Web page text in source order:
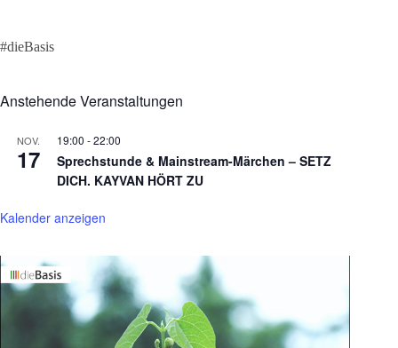
#dieBasis
Anstehende Veranstaltungen
NOV.
17
19:00 -22:00
Sprechstunde & Mainstream-Märchen – SETZ
DICH. KAYVAN HÖRT ZU
Kalender anzeigen